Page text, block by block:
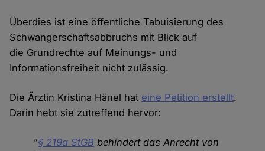
Überdies ist eine öffentliche Tabuisierung des
Schwangerschaftsabbruchs mit Blick auf
die Grundrechte auf Meinungs- und
Informationsfreiheit nicht zulässig.
Die Ärztin Kristina Hänel hat eine Petition erstellt.
Darin hebt sie zutreffend hervor:
"§ 219a StGB behindert das Anrecht von